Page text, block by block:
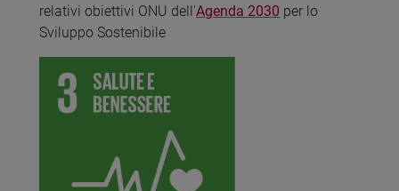
relativi obiettivi ONU dell'Agenda 2030 per lo
Sviluppo Sostenibile